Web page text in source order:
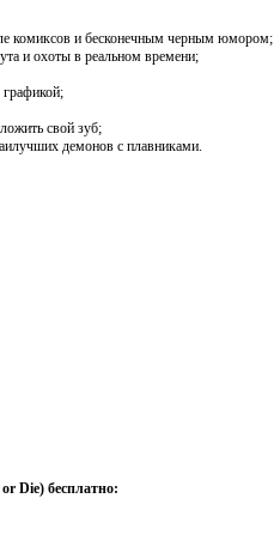
комиксов и бесконечным черным юмором;
и охоты в реальном времени;
свой зуб;
демонов с плавниками.
Die) бесплатно: